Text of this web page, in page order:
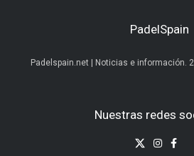
PadelSpain
Padelspain.net | Noticias e información.
Nuestras redes